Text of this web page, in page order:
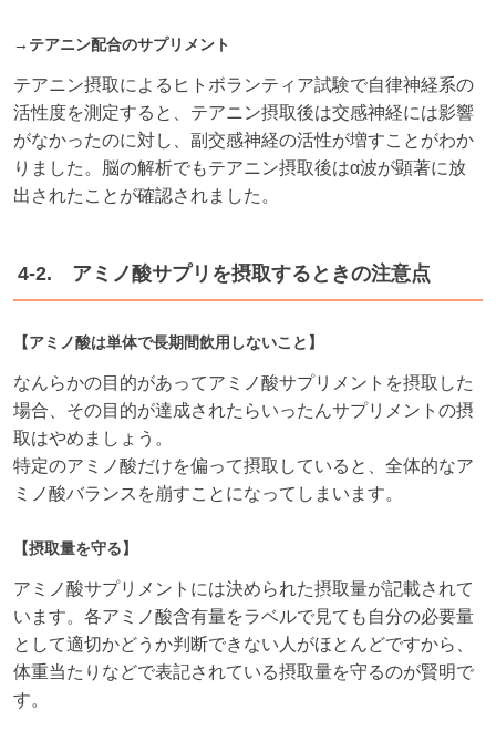
→テアニン配合のサプリメント
テアニン摂取によるヒトボランティア試験で自律神経系の
活性度を測定すると、テアニン摂取後は交感神経には影響
がなかったのに対し、副交感神経の活性が増すことがわか
りました。脳の解析でもテアニン摂取後はα波が顕著に放
出されたことが確認されました。
4-2. アミノ酸サプリを摂取するときの注意点
【アミノ酸は単体で長期間飲用しないこと】
なんらかの目的があってアミノ酸サプリメントを摂取した
場合、その目的が達成されたらいったんサプリメントの摂
取はやめましょう。
特定のアミノ酸だけを偏って摂取していると、全体的なア
ミノ酸バランスを崩すことになってしまいます。
【摂取量を守る】
アミノ酸サプリメントには決められた摂取量が記載されて
います。各アミノ酸含有量をラベルで見ても自分の必要量
として適切かどうか判断できない人がほとんどですから、
体重当たりなどで表記されている摂取量を守るのが賢明で
す。